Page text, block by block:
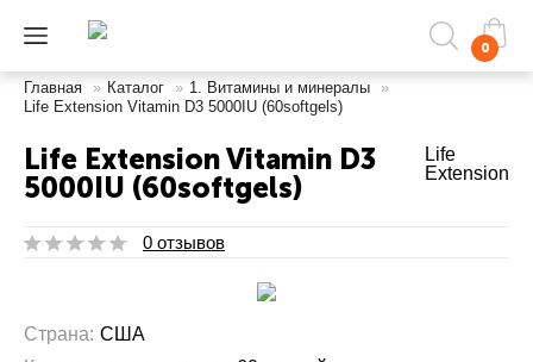
0
Главная » Каталог » 1. Витамины и минералы
»
Life Extension Vitamin D3 5000IU (60softgels)
Life Extension Vitamin D3
5000IU (60softgels)
Life
Extension
0 отзывов
Страна: США